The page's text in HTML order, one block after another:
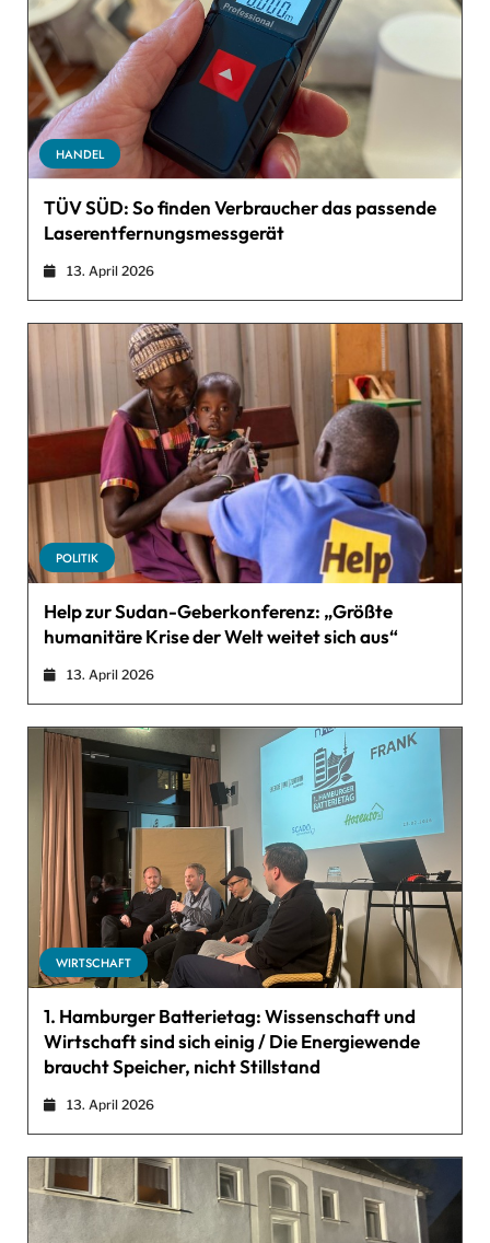
HANDEL
TÜV SÜD: So finden Verbraucher das passende
Laserentfernungsmessgerät
13. April 2026
POLITIK
Help zur Sudan-Geberkonferenz: „Größte
humanitäre Krise der Welt weitet sich aus“
13. April 2026
WIRTSCHAFT
1. Hamburger Batterietag: Wissenschaft und
Wirtschaft sind sich einig / Die Energiewende
braucht Speicher, nicht Stillstand
13. April 2026